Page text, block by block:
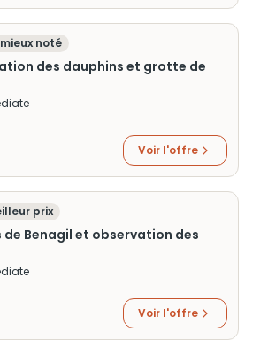
mieux noté
des dauphins et grotte de
Voir l'offre
prix
Benagil et observation des
Voir l'offre